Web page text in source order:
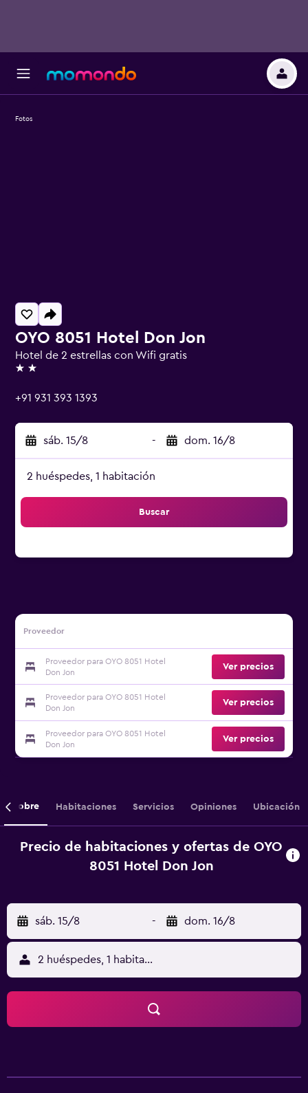
OYO 8051 Hotel Don Jon
Hotel de 2 estrellas con Wifi gratis
2 estrellas
+91 931 393 1393
sáb. 15/8 - dom. 16/8
2 huéspedes, 1 habitación
Buscar
Proveedor
Proveedor para OYO 8051 Hotel
Don Jon
Ver precios
Proveedor para OYO 8051 Hotel
Don Jon
Ver precios
Proveedor para OYO 8051 Hotel
Don Jon
Ver precios
Fotos
Sobre Habitaciones Servicios Opiniones Ubicación
Precio de habitaciones y ofertas de OYO
8051 Hotel Don Jon
sáb. 15/8 - dom. 16/8
2 huéspedes, 1 habitación